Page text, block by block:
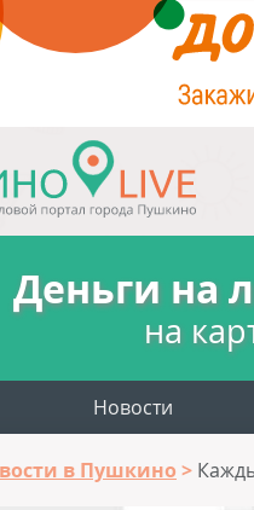
Деньги на
на
Новости
в Пушкино